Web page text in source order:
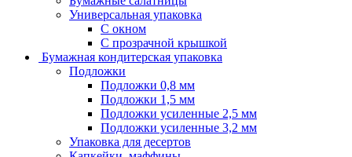
Универсальная упаковка
С окном
С прозрачной крышкой
Бумажная кондитерская упаковка
Подложки
Подложки 0,8 мм
Подложки 1,5 мм
Подложки усиленные 2,5 мм
Подложки усиленные 3,2 мм
Упаковка для десертов